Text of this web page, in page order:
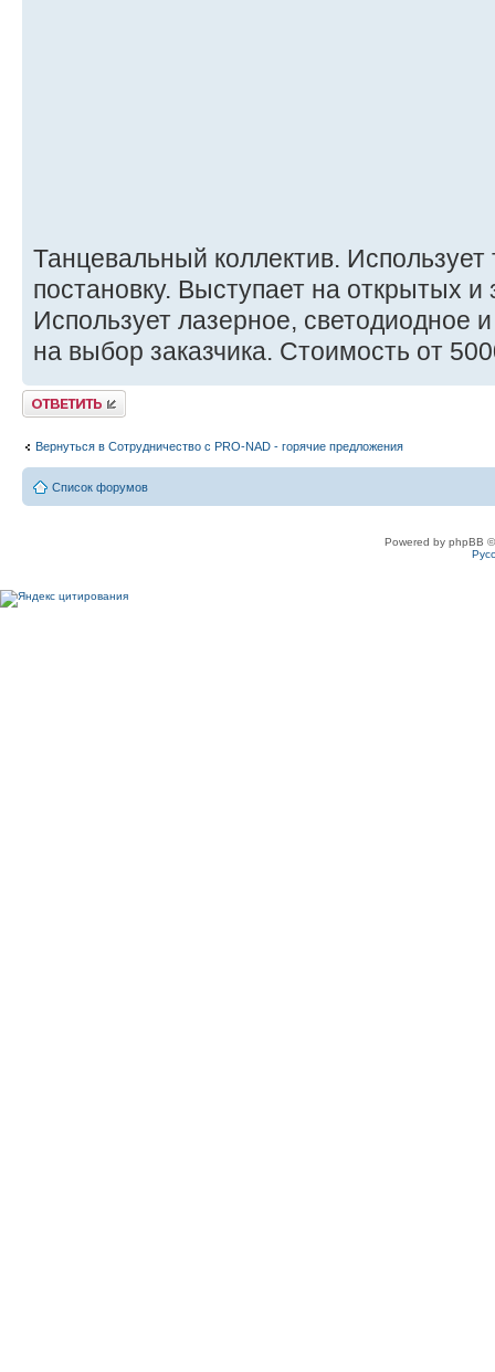
Танцевальный коллектив.
постановку. Выступает на открытых
Использует лазерное, светодиодное
на выбор заказчика. Стоимость от
Ответить
Вернуться в Сотрудничество c PRO-NAD - горячие предложения
Список форумов
Powered by phpBB